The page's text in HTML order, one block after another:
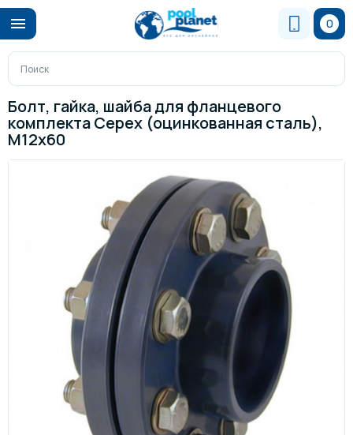
0
Болт, гайка, шайба для фланцевого
комплекта Cepex (оцинкованная сталь),
М12х60